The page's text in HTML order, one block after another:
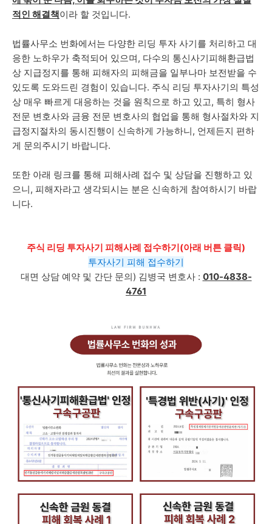
적인 해결책이라 할 것입니다.
법률사무소 번화에서는 다양한 리딩 투자 사기를 처리하고 대
응한 노하우가 축적되어 있으며, 다수의 통신사기피해환급법
상 지급정지를 통해 피해자의 피해금을 일부나마 보전받을 수
있도록 도와드린 경험이 있습니다. 주식 리딩 투자사기의 특성
상 매우 빠르게 대응하는 것을 원칙으로 하고 있고, 특히 형사
전문 변호사와 금융 전문 변호사의 협업을 통해 형사절차와 지
급정지절차의 동시진행이 신속하게 가능하니, 언제든지 편하
게 문의주시기 바랍니다.
또한 아래 링크를 통해 피해사례 접수 및 상담을 진행하고 있
으니, 피해자라고 생각되시는 분은 신속하게 참여하시기 바랍
니다.
주식 리딩 투자사기 피해사례 접수하기(아래 버튼 클릭)
투자사기 피해 접수하기
대면 상담 예약 및 간단 문의) 김병국 변호사 : 010-4838-
4761